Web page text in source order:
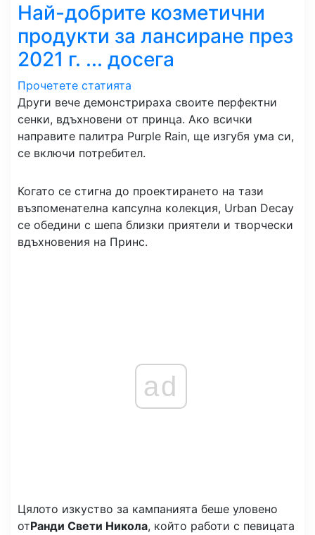
Най-добрите козметични
продукти за лансиране през
2021 г. ... досега
Прочетете статията
Други вече демонстрираха своите перфектни
сенки, вдъхновени от принца. Ако всички
направите палитра Purple Rain, ще изгубя ума си,
се включи потребител.
Когато се стигна до проектирането на тази
възпоменателна капсулна колекция, Urban Decay
се обедини с шепа близки приятели и творчески
вдъхновения на Принс.
ad
Цялото изкуство за кампанията беше уловено
отРанди Свети Никола, който работи с певицата